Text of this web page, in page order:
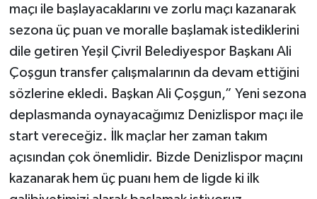
maçı ile başlayacaklarını ve zorlu maçı kazanarak
sezona üç puan ve moralle başlamak istediklerini
dile getiren Yeşil Çivril Belediyespor Başkanı Ali
Çoşgun transfer çalışmalarının da devam ettiğini
sözlerine ekledi. Başkan Ali Çoşgun,” Yeni sezona
deplasmanda oynayacağımız Denizlispor maçı ile
start vereceğiz. İlk maçlar her zaman takım
açısından çok önemlidir. Bizde Denizlispor maçını
kazanarak hem üç puanı hem de ligde ki ilk